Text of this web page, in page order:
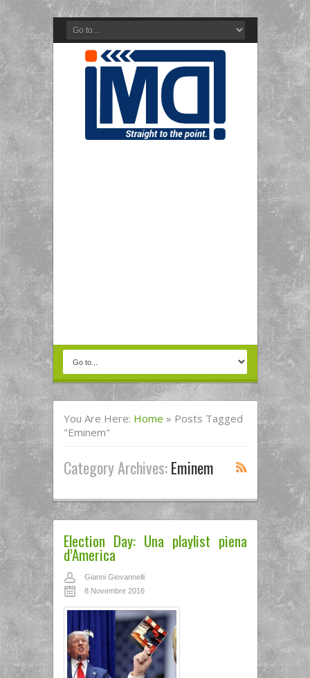
You Are Here: Home » Posts Tagged
"eminem"
Category Archives:Eminem
Election Day: Una playlist piena
d’America
Gianni Giovannelli
8 Novembre 2016